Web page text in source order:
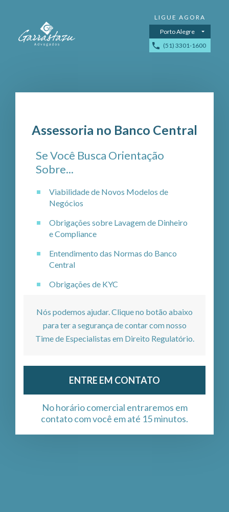
Porto Alegre
(51) 3301-1600
Assessoria no Banco Central
Se Você Busca Orientação
Sobre...
Viabilidade de Novos Modelos de
Negócios
Obrigações sobre Lavagem de Dinheiro
e Compliance
Entendimento das Normas do Banco
Central
Obrigações de KYC
Nós podemos ajudar. Clique no botão abaixo
para ter a segurança de contar com nosso
Time de Especialistas em Direito Regulatório.
ENTRE EM CONTATO
No horário comercial entraremos em
contato com você em até 15 minutos.